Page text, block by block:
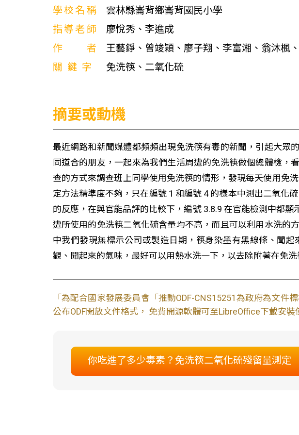
學校名稱
雲林縣崙背鄉崙背國民小學
指導老師
廖悅秀、李進成
作者
王藝錚、曾竣穎、廖子翔、李富湘、翁沐楓
關鍵字
免洗筷、二氧化硫
摘要或動機
最近網路和新聞媒體都頻頻出現免洗筷有毒的新聞，引起大眾
同道合的朋友，一起來為我們生活周遭的免洗筷做個總體檢
查的方式來調查班上同學使用免洗筷的情形，發現每天使用免
定方法精準度不夠，只在編號 1 和編號 4 的樣本中測出二氧化
的反應，在與官能品評的比較下，編號 3.8.9 在官能檢測中都
遭所使用的免洗筷二氧化硫含量均不高，而且可以利用水洗的
中我們發現無標示公司或製造日期，筷身染墨有黑線條、聞
觀、聞起來的氣味，最好可以用熱水洗一下，以去除附著在免洗
「為配合國家發展委員會「推動ODF-CNS15251為政府為文
公布ODF開放文件格式， 免費開源軟體可至LibreOffice下載安裝
你吃進了多少毒素？免洗筷二氧化硫殘留量測定